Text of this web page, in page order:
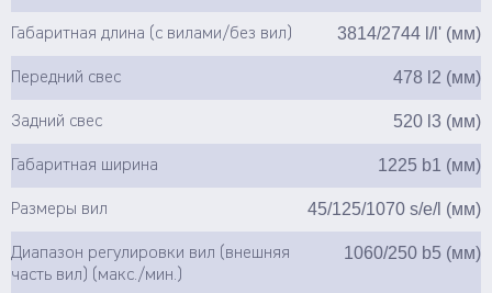
Габаритная длина (с вилами/без вил) 3814/2744 l/l' (мм)
Передний свес 478 l2 (мм)
Задний свес 520 l3 (мм)
Габаритная ширина 1225 b1 (мм)
Размеры вил 45/125/1070 s/e/l (мм)
Диапазон регулировки вил (внешняя
часть вил) (макс./мин.)
1060/250 b5 (мм)